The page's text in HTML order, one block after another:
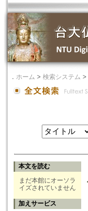
． ホーム > 検索システム >
本文を読む
まだ本館にオーソラ
イズされていません
加えサービス